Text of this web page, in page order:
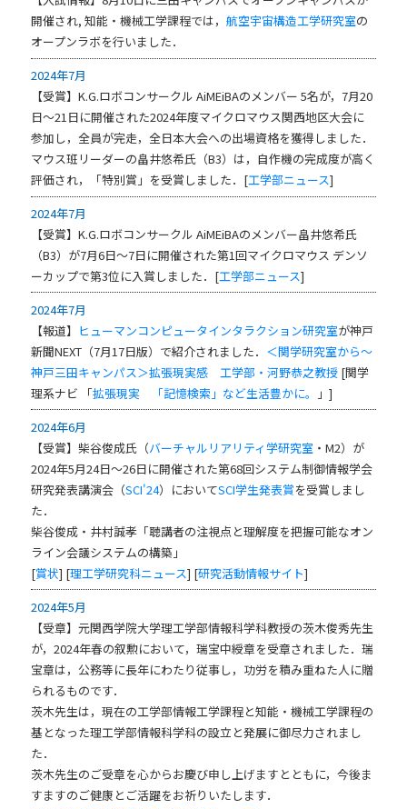
開催され,知能・機械工学課程では，航空宇宙構造工学研究室の
オープンラボを行いました．
2024年7月
【受賞】K.G.ロボコンサークル AiMEiBAのメンバー 5名が，7月20
日～21日に開催された2024年度マイクロマウス関西地区大会に
参加し，全員が完走，全日本大会への出場資格を獲得しました．
マウス班リーダーの畠井悠希氏（B3）は，自作機の完成度が高く
評価され，「特別賞」を受賞しました．[工学部ニュース]
2024年7月
【受賞】K.G.ロボコンサークル AiMEiBAのメンバー畠井悠希氏
（B3）が7月6日～7日に開催された第1回マイクロマウス デンソ
ーカップで第3位に入賞しました．[工学部ニュース]
2024年7月
【報道】 ヒューマンコンピュータインタラクション研究室が神戸
新聞NEXT（7月17日版）で紹介されました． ＜関学研究室から～
神戸三田キャンパス＞拡張現実感 工学部・河野恭之教授 [関学
理系ナビ 「拡張現実 「記憶検索」など生活豊かに。
」]
2024年6月
【受賞】柴谷俊成氏（バーチャルリアリティ学研究室 ・M2）が
2024年5月24日～26日に開催された第68回システム制御情報学会
研究発表講演会（SCI'24）においてSCI学生発表賞を受賞しまし
た．
柴谷俊成・井村誠孝「聴講者の注視点と理解度を把握可能なオン
ライン会議システムの構築」
[賞状] [理工学研究科ニュース] [研究活動情報サイト]
2024年5月
【受章】元関西学院大学理工学部情報科学科教授の茨木俊秀先生
が，2024年春の叙勲において，瑞宝中綬章を受章されました．瑞
宝章は，公務等に長年にわたり従事し，功労を積み重ねた人に贈
られるものです．
茨木先生は，現在の工学部情報工学課程と知能・機械工学課程の
基となった理工学部情報科学科の設立と発展に御尽力されまし
た．
茨木先生のご受章を心からお慶び申し上げますとともに，今後ま
すますのご健康とご活躍をお祈りいたします．